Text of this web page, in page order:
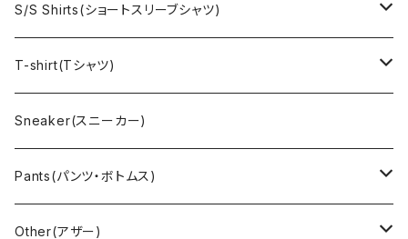
Denim jacket(デニムジャケット)
Vest(ベスト)
Outdoor(アウトドア)
Cover all(カバーオール)
Nylon Jacket(ナイロンジャケット)
Sports sweat(スポーツ スウェット)
Character(キャラクター)
Lee （リー）
Russell（ラッセル）
Brand(ブランド)
LACOSTE(ラコステ)
Cardigan(カーディガン)
Vest(ベスト)
Military （ミリタリー）
Ralph Lauren(ラルフローレン)
Brooks Brothers(ブルックスブラザーズ)
Military（ミリタリー）
Euro(ヨーロッパ)
Work（ワーク）
S/S Shirts(ショートスリーブシャツ)
Ralph Lauren (ラルフローレン)
Hawaiian(ハワイアン)
Military (ミリタリー )
bowling（ボウリング）
T-shirt(Tシャツ)
Champion(チャンピオン)
Sport(スポーツ)
Harley Davidson(ハーレーダビッドソン)
Sneaker(スニーカー)
Pants(パンツ・ボトムス)
Carhartt,Dickies(カーハート、ディッキーズ)
Other(アザー)